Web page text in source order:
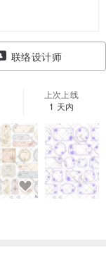
联络设计师
上次上线
1 天内